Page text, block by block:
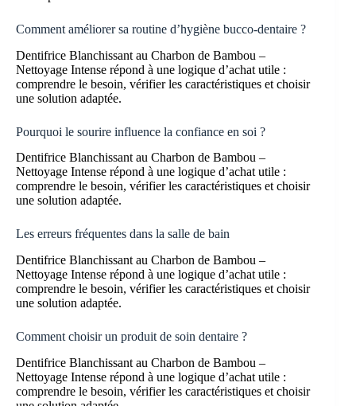
Comment améliorer sa routine d’hygiène bucco-dentaire ?
Dentifrice Blanchissant au Charbon de Bambou –
Nettoyage Intense répond à une logique d’achat utile :
comprendre le besoin, vérifier les caractéristiques et choisir
une solution adaptée.
Pourquoi le sourire influence la confiance en soi ?
Dentifrice Blanchissant au Charbon de Bambou –
Nettoyage Intense répond à une logique d’achat utile :
comprendre le besoin, vérifier les caractéristiques et choisir
une solution adaptée.
Les erreurs fréquentes dans la salle de bain
Dentifrice Blanchissant au Charbon de Bambou –
Nettoyage Intense répond à une logique d’achat utile :
comprendre le besoin, vérifier les caractéristiques et choisir
une solution adaptée.
Comment choisir un produit de soin dentaire ?
Dentifrice Blanchissant au Charbon de Bambou –
Nettoyage Intense répond à une logique d’achat utile :
comprendre le besoin, vérifier les caractéristiques et choisir